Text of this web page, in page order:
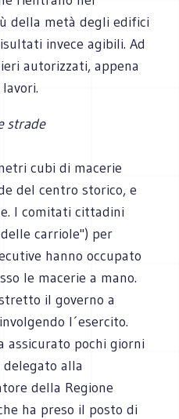
della metà degli edifici
invece agibili. Ad
autorizzati, appena
strade
cubi di macerie
del centro storico, e
I comitati cittadini
carriole") per
hanno occupato
le macerie a mano.
il governo a
l´esercito.
assicurato pochi giorni
alla
della Regione
ha preso il posto di